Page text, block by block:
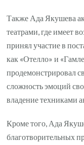
Также Ада Якушева
театрами, где имеет
принял участие в
как «Отелло» и
продемонстрировал
сложность эмоций
владение техниками
Кроме того, Ада
благотворительных